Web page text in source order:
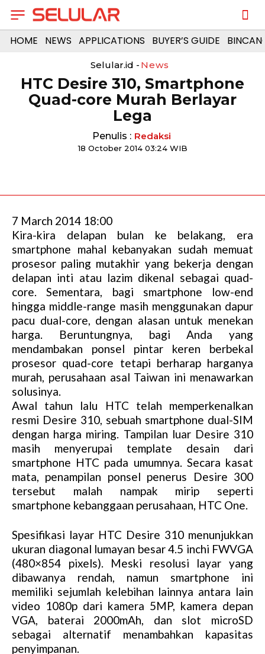
HOME NEWS APPLICATIONS BUYER’S GUIDE
Selular.id - News
HTC Desire 310, Smartphone
Quad-core Murah Berlayar
Lega
Penulis : Redaksi
18 October 2014 03:24 WIB
7 March 2014 18:00
Kira-kira delapan bulan ke belakang, era
smartphone mahal kebanyakan sudah memuat
prosesor paling mutakhir yang bekerja dengan
delapan inti atau lazim dikenal sebagai quad-
core. Sementara, bagi smartphone low-end
hingga middle-range masih menggunakan dapur
pacu dual-core, dengan alasan untuk menekan
harga. Beruntungnya, bagi Anda yang
mendambakan ponsel pintar keren berbekal
prosesor quad-core tetapi berharap harganya
murah, perusahaan asal Taiwan ini menawarkan
solusinya.
Awal tahun lalu HTC telah memperkenalkan
resmi Desire 310, sebuah smartphone dual-SIM
dengan harga miring. Tampilan luar Desire 310
masih menyerupai template desain dari
smartphone HTC pada umumnya. Secara kasat
mata, penampilan ponsel penerus Desire 300
tersebut malah nampak mirip seperti
smartphone kebanggaan perusahaan, HTC One.
Spesifikasi layar HTC Desire 310 menunjukkan
ukuran diagonal lumayan besar 4.5 inchi FWVGA
(480×854 pixels). Meski resolusi layar yang
dibawanya rendah, namun smartphone ini
memiliki sejumlah kelebihan lainnya antara lain
video 1080p dari kamera 5MP, kamera depan
VGA, baterai 2000mAh, dan slot microSD
sebagai alternatif menambahkan kapasitas
penyimpanan.